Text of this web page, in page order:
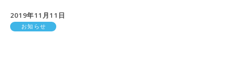
2019年11月11日
お知らせ